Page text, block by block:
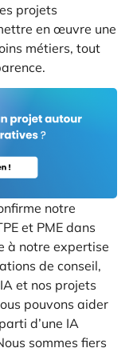
projets
en œuvre une
métiers, tout
notre
et PME dans
à notre expertise
de conseil,
et nos projets
pouvons aider
d’une IA
sommes fiers